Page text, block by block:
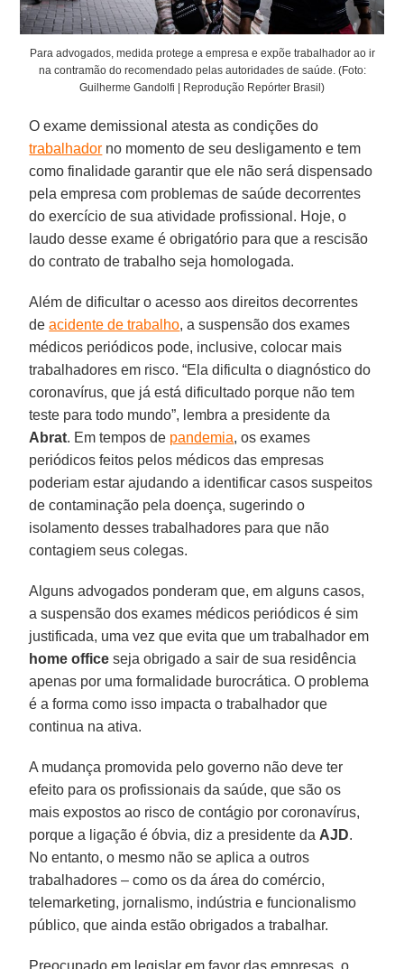
Para advogados, medida protege a empresa e expõe trabalhador ao ir
na contramão do recomendado pelas autoridades de saúde. (Foto:
Guilherme Gandolfi | Reprodução Repórter Brasil)
O exame demissional atesta as condições do
trabalhador no momento de seu desligamento e tem
como finalidade garantir que ele não será dispensado
pela empresa com problemas de saúde decorrentes
do exercício de sua atividade profissional. Hoje, o
laudo desse exame é obrigatório para que a rescisão
do contrato de trabalho seja homologada.
Além de dificultar o acesso aos direitos decorrentes
deacidente de trabalho, a suspensão dos exames
médicos periódicos pode, inclusive, colocar mais
trabalhadores em risco. “Ela dificulta o diagnóstico do
coronavírus, que já está dificultado porque não tem
teste para todo mundo”, lembra a presidente da
Abrat. Em tempos de pandemia, os exames
periódicos feitos pelos médicos das empresas
poderiam estar ajudando a identificar casos suspeitos
de contaminação pela doença, sugerindo o
isolamento desses trabalhadores para que não
contagiem seus colegas.
Alguns advogados ponderam que, em alguns casos,
a suspensão dos exames médicos periódicos é sim
justificada, uma vez que evita que um trabalhador em
home office seja obrigado a sair de sua residência
apenas por uma formalidade burocrática. O problema
é a forma como isso impacta o trabalhador que
continua na ativa.
A mudança promovida pelo governo não deve ter
efeito para os profissionais da saúde, que são os
mais expostos ao risco de contágio por coronavírus,
porque a ligação é óbvia, diz a presidente da AJD.
No entanto, o mesmo não se aplica a outros
trabalhadores – como os da área do comércio,
telemarketing, jornalismo, indústria e funcionalismo
público, que ainda estão obrigados a trabalhar.
Preocupado em legislar em favor das empresas, o